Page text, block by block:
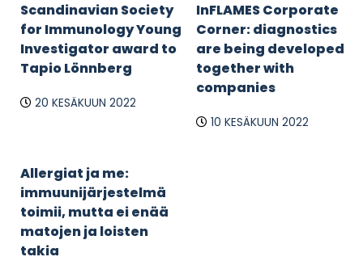
Scandinavian Society
for Immunology Young
Investigator award to
Tapio Lönnberg
20 KESÄKUUN 2022
InFLAMES Corporate
Corner: diagnostics
are being developed
together with
companies
10 KESÄKUUN 2022
Allergiat ja me:
immuunijärjestelmä
toimii, mutta ei enää
matojen ja loisten
takia